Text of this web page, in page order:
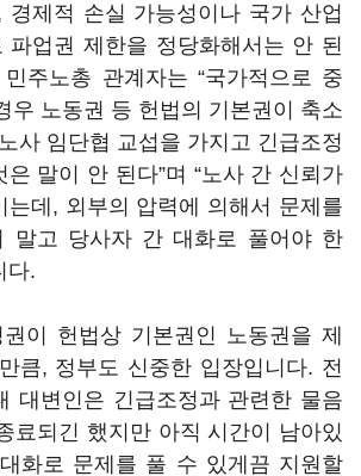
경제적 손실 가능성이나 국가 산업
파업권 제한을 정당화해서는 안 된
민주노총 관계자는 “국가적으로 중
우 노동권 등 헌법의 기본권이 축소
노사 임단협 교섭을 가지고 긴급조정
은 말이 안 된다”며 “노사 간 신뢰가
데 , 외부의 압력에 의해서 문제를
말고 당사자 간 대화로 풀어야 한
다.
이 헌법상 기본권인 노동권을 제
큼, 정부도 신중한 입장입니다. 전
대변인은 긴급조정과 관련한 물음
료되긴 했지만 아직 시간이 남아있
화로 문제를 풀 수 있게끔 지원할